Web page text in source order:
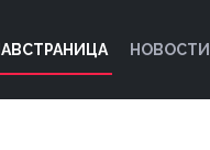
НОВОСТИ